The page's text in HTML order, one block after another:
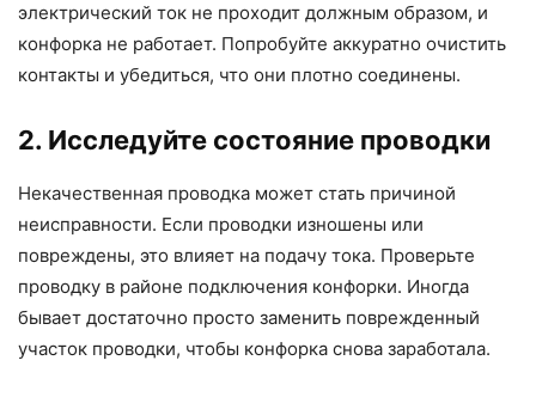
электрический ток не проходит должным образом, и
конфорка не работает. Попробуйте аккуратно очистить
контакты и убедиться, что они плотно соединены.
2. Исследуйте состояние проводки
Некачественная проводка может стать причиной
неисправности. Если проводки изношены или
повреждены, это влияет на подачу тока. Проверьте
проводку в районе подключения конфорки. Иногда
бывает достаточно просто заменить поврежденный
участок проводки, чтобы конфорка снова заработала.